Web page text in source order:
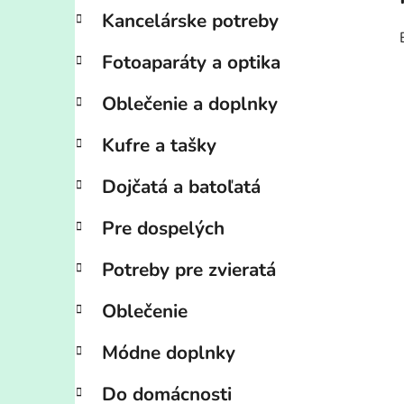
Kancelárske potreby
Fotoaparáty a optika
Oblečenie a doplnky
Kufre a tašky
Dojčatá a batoľatá
Pre dospelých
Potreby pre zvieratá
Oblečenie
Módne doplnky
Do domácnosti